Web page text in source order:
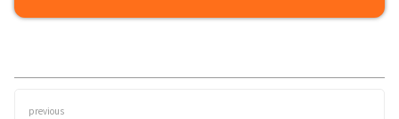
previous